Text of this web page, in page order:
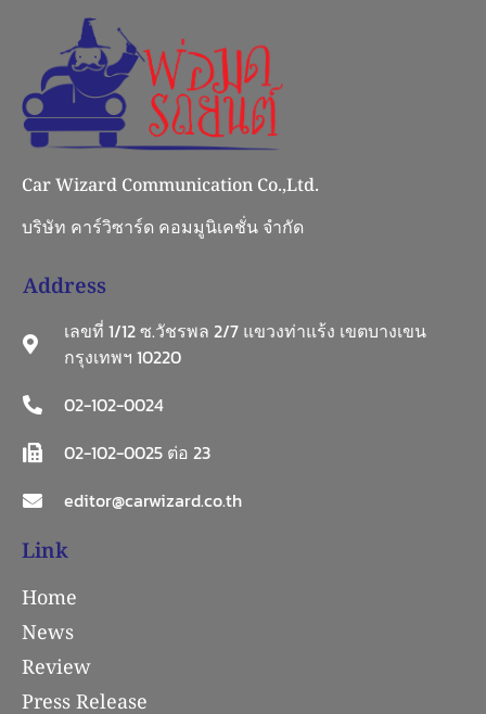
Car Wizard Communication Co.,Ltd.
บริษัท คาร์วิซาร์ด คอมมูนิเคชั่น จำกัด
Address
เลขที่ 1/12 ซ.วัชรพล 2/7 แขวงท่าแร้ง เขตบางเขน
กรุงเทพฯ 10220
02-102-0024
02-102-0025 ต่อ 23
editor@carwizard.co.th
Link
Home
News
Review
Press Release